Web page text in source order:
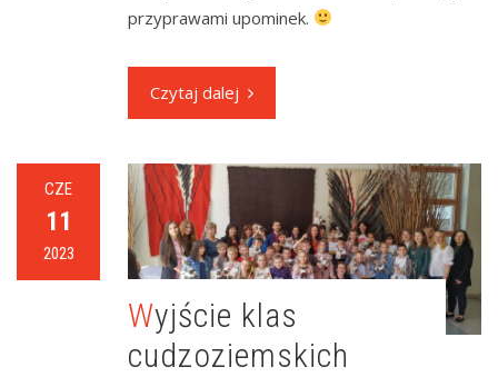
przyprawami upominek.
Czytaj dalej
CZE
11
2023
Wyjście klas
cudzoziemskich